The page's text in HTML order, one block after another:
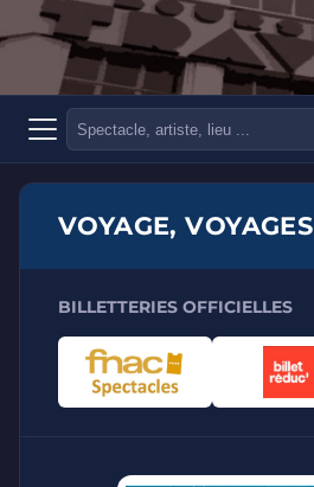
VOYAGE, VOYAGES
BILLETTERIES OFFICIELLES